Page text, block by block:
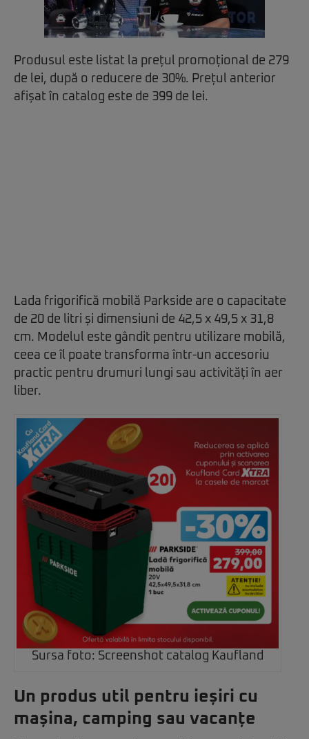
Produsul este listat la prețul promoțional de 279
de lei, după o reducere de 30%. Prețul anterior
afișat în catalog este de 399 de lei.
Lada frigorifică mobilă Parkside are o capacitate
de 20 de litri și dimensiuni de 42,5 x 49,5 x 31,8
cm. Modelul este gândit pentru utilizare mobilă,
ceea ce îl poate transforma într-un accesoriu
practic pentru drumuri lungi sau activități în aer
liber.
Sursa foto: Screenshot catalog Kaufland
Un produs util pentru ieșiri cu
mașina, camping sau vacanțe